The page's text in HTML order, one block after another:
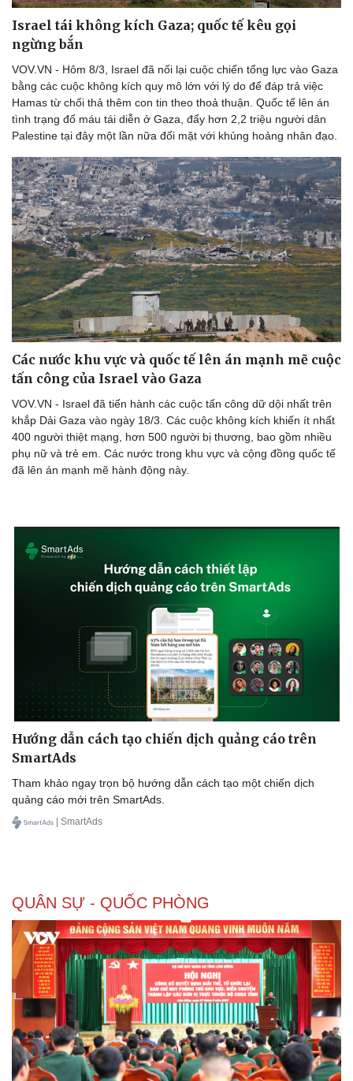
Thể thao
Bóng đá
Lịch thi đấu bóng đá
Thế giới thể thao
eSports
Hậu trường
Ô tô - Xe máy
Xe máy
Tư vấn
Israel tái không kích Gaza; quốc tế kêu gọi
ngừng bắn
VOV.VN - Hôm 8/3, Israel đã nối lại cuộc chiến tổng lực vào Gaza
bằng các cuộc không kích quy mô lớn với lý do để đáp trả việc
Hamas từ chối thả thêm con tin theo thoả thuận. Quốc tế lên án
tình trạng đổ máu tái diễn ở Gaza, đẩy hơn 2,2 triệu người dân
Palestine tại đây một lần nữa đối mặt với khủng hoảng nhân đạo.
Các nước khu vực và quốc tế lên án mạnh mẽ cuộc
tấn công của Israel vào Gaza
VOV.VN - Israel đã tiến hành các cuộc tấn công dữ dội nhất trên
khắp Dải Gaza vào ngày 18/3. Các cuộc không kích khiến ít nhất
400 người thiệt mạng, hơn 500 người bị thương, bao gồm nhiều
phụ nữ và trẻ em. Các nước trong khu vực và cộng đồng quốc tế
đã lên án mạnh mẽ hành động này.
Hướng dẫn cách tạo chiến dịch quảng cáo trên
SmartAds
Tham khảo ngay trọn bộ hướng dẫn cách tạo một chiến dịch
quảng cáo mới trên SmartAds.
| SmartAds
QUÂN SỰ - QUỐC PHÒNG